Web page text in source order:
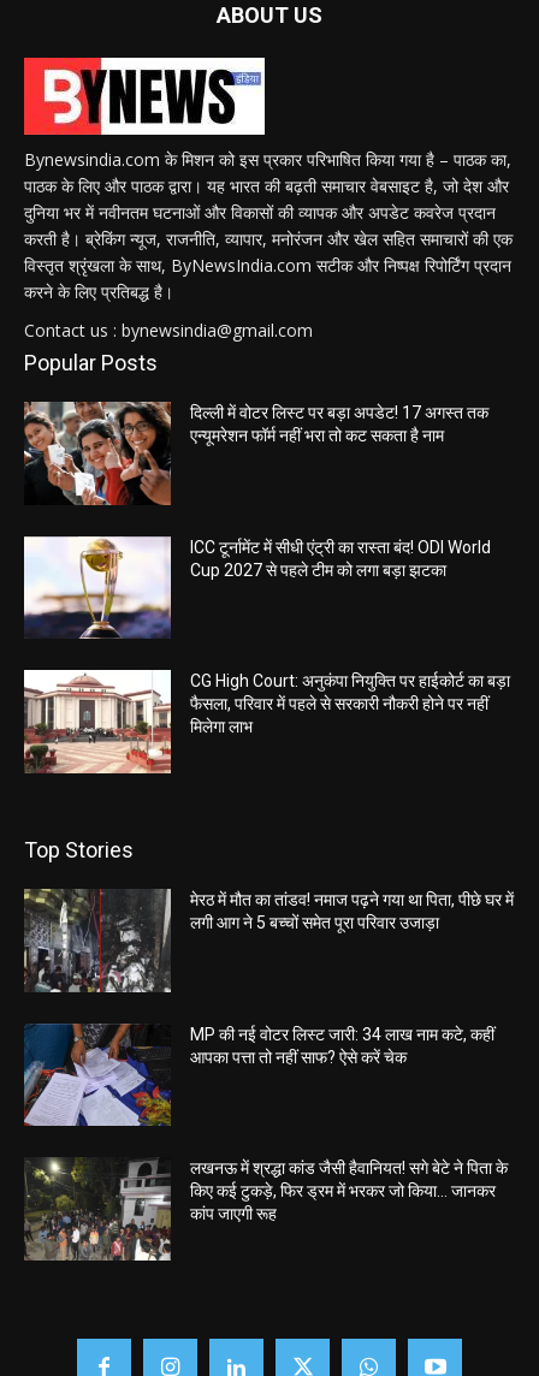
ABOUT US
Bynewsindia.com के मिशन को इस प्रकार परिभाषित किया गया है – पाठक का,
पाठक के लिए और पाठक द्वारा। यह भारत की बढ़ती समाचार वेबसाइट है, जो देश और
दुनिया भर में नवीनतम घटनाओं और विकासों की व्यापक और अपडेट कवरेज प्रदान
करती है। ब्रेकिंग न्यूज, राजनीति, व्यापार, मनोरंजन और खेल सहित समाचारों की एक
विस्तृत श्रृंखला के साथ, ByNewsIndia.com सटीक और निष्पक्ष रिपोर्टिंग प्रदान
करने के लिए प्रतिबद्ध है।
Contact us : bynewsindia@gmail.com
Popular Posts
दिल्ली में वोटर लिस्ट पर बड़ा अपडेट! 17 अगस्त तक
एन्यूमरेशन फॉर्म नहीं भरा तो कट सकता है नाम
ICC टूर्नामेंट में सीधी एंट्री का रास्ता बंद! ODI World
Cup 2027 से पहले टीम को लगा बड़ा झटका
CG High Court: अनुकंपा नियुक्ति पर हाईकोर्ट का बड़ा
फैसला, परिवार में पहले से सरकारी नौकरी होने पर नहीं
मिलेगा लाभ
Top Stories
मेरठ में मौत का तांडव! नमाज पढ़ने गया था पिता, पीछे घर में
लगी आग ने 5 बच्चों समेत पूरा परिवार उजाड़ा
MP की नई वोटर लिस्ट जारी: 34 लाख नाम कटे, कहीं
आपका पत्ता तो नहीं साफ? ऐसे करें चेक
लखनऊ में श्रद्धा कांड जैसी हैवानियत! सगे बेटे ने पिता के
किए कई टुकड़े, फिर ड्रम में भरकर जो किया… जानकर
कांप जाएगी रूह